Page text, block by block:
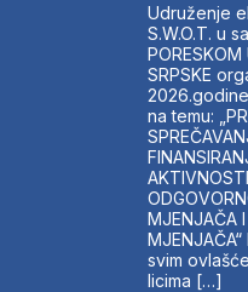
Udruženje
S.W.O.T. u
PORESKOM
SRPSKE
na temu:
MJENJAČA
svim
licima […]